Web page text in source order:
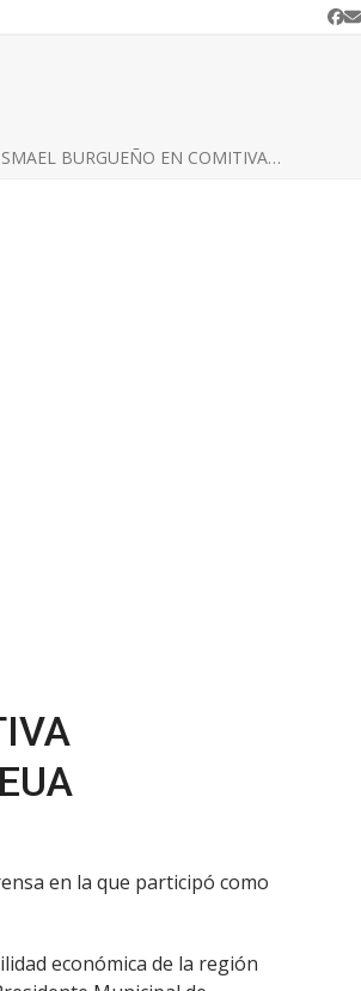
BURGUEÑO EN COMITIVA…
en la que participó como
económica de la región